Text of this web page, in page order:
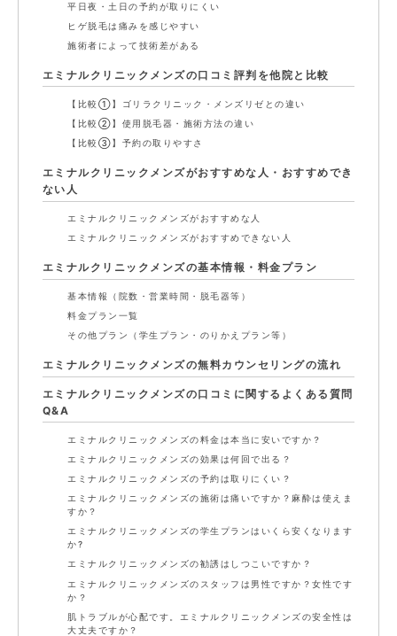
平日夜・土日の予約が取りにくい
ヒゲ脱毛は痛みを感じやすい
施術者によって技術差がある
エミナルクリニックメンズの口コミ評判を他院と比較
【比較①】ゴリラクリニック・メンズリゼとの違い
【比較②】使用脱毛器・施術方法の違い
【比較③】予約の取りやすさ
エミナルクリニックメンズがおすすめな人・おすすめでき
ない人
エミナルクリニックメンズがおすすめな人
エミナルクリニックメンズがおすすめできない人
エミナルクリニックメンズの基本情報・料金プラン
基本情報（院数・営業時間・脱毛器等）
料金プラン一覧
その他プラン（学生プラン・のりかえプラン等）
エミナルクリニックメンズの無料カウンセリングの流れ
エミナルクリニックメンズの口コミに関するよくある質問
Q&A
エミナルクリニックメンズの料金は本当に安いですか？
エミナルクリニックメンズの効果は何回で出る？
エミナルクリニックメンズの予約は取りにくい？
エミナルクリニックメンズの施術は痛いですか？麻酔は使えま
すか？
エミナルクリニックメンズの学生プランはいくら安くなります
か?
エミナルクリニックメンズの勧誘はしつこいですか？
エミナルクリニックメンズのスタッフは男性ですか？女性です
か？
肌トラブルが心配です。エミナルクリニックメンズの安全性は
大丈夫ですか？